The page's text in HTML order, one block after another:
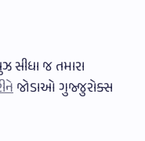
સીધા જ તમારા
જોડાઓ ગુજ્જુરોક્સ